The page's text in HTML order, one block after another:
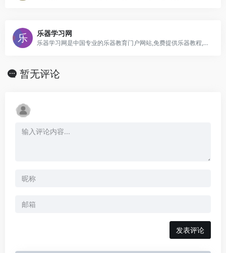
乐器学习网
乐器学习网是中国专业的乐器教育门户网站,免费提供乐器教程,曲谱,器乐试听及下载,乐器演奏视频欣赏,乐器考级资讯等内容;打造最具人气的民族与西洋乐器学习交流互动平台
暂无评论
发表评论